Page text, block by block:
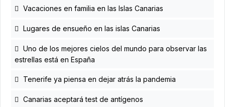
Vacaciones en familia en las Islas Canarias
Lugares de ensueño en las islas Canarias
Uno de los mejores cielos del mundo para observar las
estrellas está en España
Tenerife ya piensa en dejar atrás la pandemia
Canarias aceptará test de antígenos